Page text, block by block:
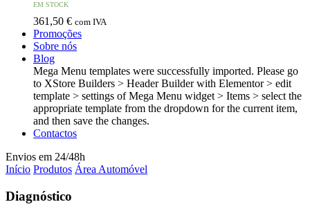
EM STOCK
361,50 € com IVA
Promoções
Sobre nós
Blog
Mega Menu templates were successfully imported. Please go
to XStore Builders > Header Builder with Elementor > edit
template > settings of Mega Menu widget > Items > select the
appropriate template from the dropdown for the current item,
and then save the changes.
Contactos
Envios em 24/48h
Início Produtos Área Automóvel
Diagnóstico